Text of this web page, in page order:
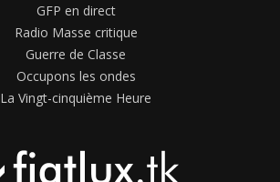
GFP en direct
Radio Masse critique
Guerre de Classe
Occupons les ondes
La Vingt-cinquième Heure